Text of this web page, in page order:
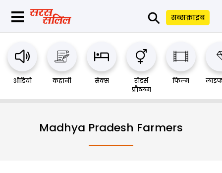
⚲ सब्सक्राइब
ऑडियो कहानी सेक्स
रीडर्स
प्रौब्लम
फिल्म
Madhya Pradesh Farmers